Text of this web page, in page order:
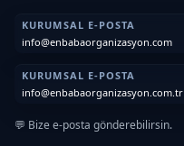
KURUMSAL E-POSTA
info@enbabaorganizasyon.com
KURUMSAL E-POSTA
info@enbabaorganizasyon.com.tr
💬 Bize e-posta gönderebilirsin.